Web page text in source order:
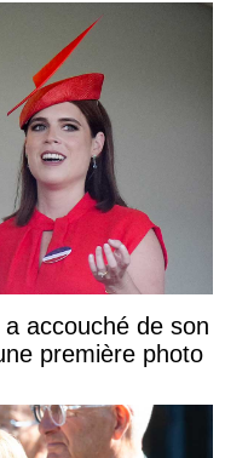
a accouché de son
première photo